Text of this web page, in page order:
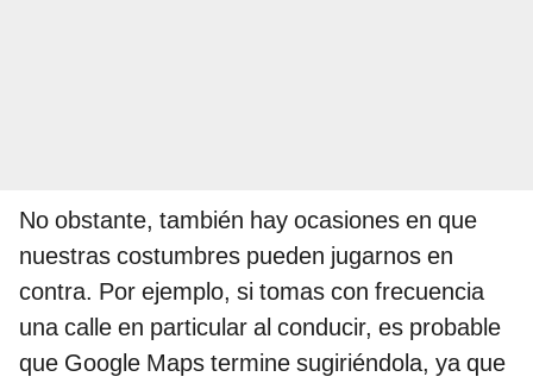
No obstante, también hay ocasiones en que
nuestras costumbres pueden jugarnos en
contra. Por ejemplo, si tomas con frecuencia
una calle en particular al conducir, es probable
que Google Maps termine sugiriéndola, ya que